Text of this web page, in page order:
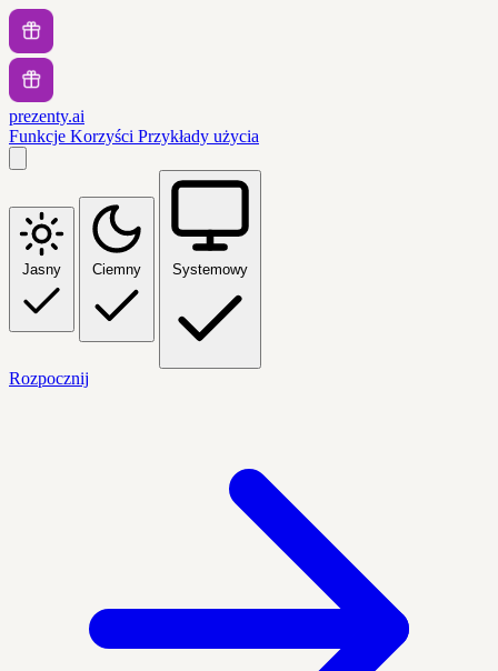
prezenty.ai
Funkcje Korzyści Przykłady użycia
Jasny Ciemny Systemowy
Rozpocznij